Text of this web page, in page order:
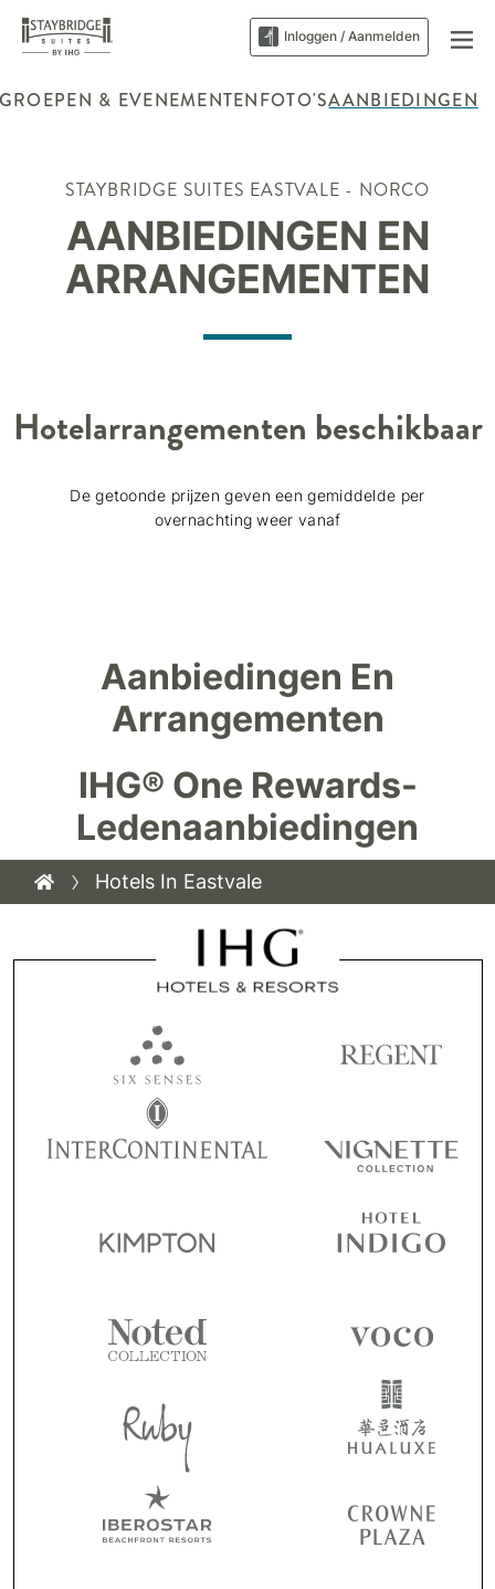
Inloggen / Aanmelden
& EVENEMENTENFOTO'SAANBIEDINGEN
STAYBRIDGE SUITES EASTVALE - NORCO
AANBIEDINGEN EN
ARRANGEMENTEN
Hotelarrangementen beschikbaar
De getoonde prijzen geven een gemiddelde per
overnachting weer vanaf
Aanbiedingen En
Arrangementen
IHG® One Rewards-
Ledenaanbiedingen
Hotels In Eastvale